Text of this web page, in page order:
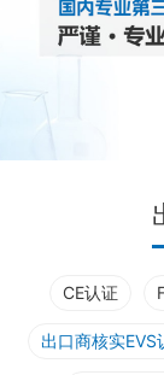
CE认证
出口商核实EVS